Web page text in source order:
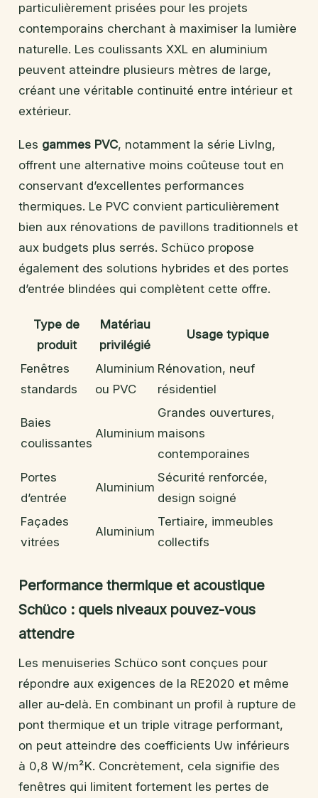
particulièrement prisées pour les projets
contemporains cherchant à maximiser la lumière
naturelle. Les coulissants XXL en aluminium
peuvent atteindre plusieurs mètres de large,
créant une véritable continuité entre intérieur et
extérieur.
Les gammes PVC, notamment la série LivIng,
offrent une alternative moins coûteuse tout en
conservant d’excellentes performances
thermiques. Le PVC convient particulièrement
bien aux rénovations de pavillons traditionnels et
aux budgets plus serrés. Schüco propose
également des solutions hybrides et des portes
d’entrée blindées qui complètent cette offre.
Type de
produit
Matériau
privilégié
Usage typique
Fenêtres
standards
Aluminium
ou PVC
Rénovation, neuf
résidentiel
Baies
coulissantes
Aluminium
Grandes ouvertures,
maisons
contemporaines
Portes
d’entrée
Aluminium
Sécurité renforcée,
design soigné
Façades
vitrées
Aluminium
Tertiaire, immeubles
collectifs
Performance thermique et acoustique
Schüco : quels niveaux pouvez-vous
attendre
Les menuiseries Schüco sont conçues pour
répondre aux exigences de la RE2020 et même
aller au-delà. En combinant un profil à rupture de
pont thermique et un triple vitrage performant,
on peut atteindre des coefficients Uw inférieurs
à 0,8 W/m²K. Concrètement, cela signifie des
fenêtres qui limitent fortement les pertes de